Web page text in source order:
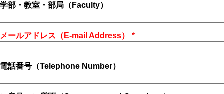
学部・教室・部局（Faculty）
メールアドレス（E-mail Address）
電話番号（Telephone Number）